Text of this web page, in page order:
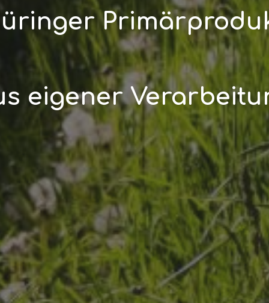
eigener